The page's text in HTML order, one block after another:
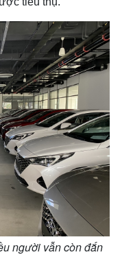
người vẫn còn đắn